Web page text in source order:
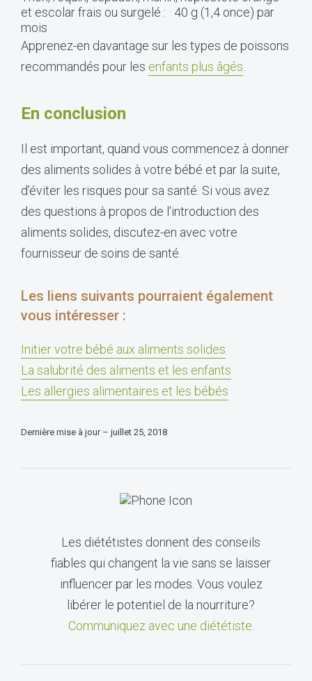
et escolar frais ou surgelé : 40 g (1,4 once) par
mois
Apprenez-en davantage sur les types de poissons
recommandés pour les enfants plus âgés
En conclusion
Il est important, quand vous commencez à donner
des aliments solides à votre bébé et par la suite,
d’éviter les risques pour sa santé. Si vous avez
des questions à propos de l'introduction des
aliments solides, discutez-en avec votre
fournisseur de soins de santé.
Les liens suivants pourraient également
vous intéresser :
Initier votre bébé aux aliments solides
La salubrité des aliments et les enfants
Les allergies alimentaires et les bébés
Dernière mise à jour – juillet 25, 2018
Les diététistes donnent des conseils
fiables qui changent la vie sans se laisser
influencer par les modes. Vous voulez
libérer le potentiel de la nourriture?
Communiquez avec une diététiste